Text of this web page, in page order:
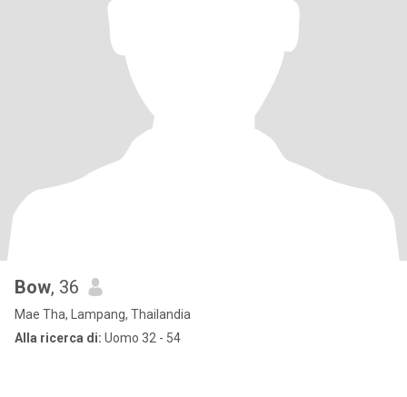
Bow, 36
Mae Tha, Lampang, Thailandia
Alla ricerca di: Uomo 32 - 54